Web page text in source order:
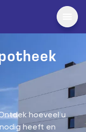
hoeveel u
heeft en